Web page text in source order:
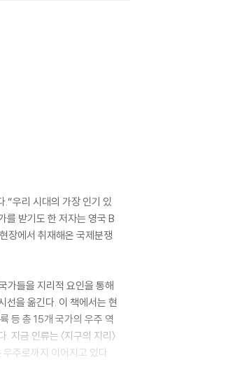
.“우리 시대의 가장 인기 있
를 받기도 한 저자는 영국 B
장에서 취재해온 국제분쟁
가들을 지리적 요인을 통해
선을 옮긴다. 이 책에서는 현
등 총 15개 국가의 우주 역
금 인류는 〈지구의 지리〉
우주로까지 이어지고 있다.